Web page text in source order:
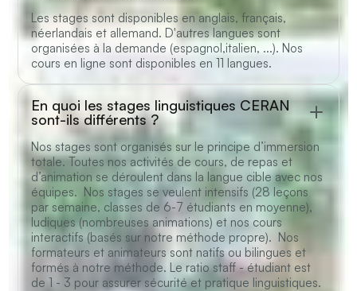
Les stages sont disponibles en anglais, français,
néerlandais et allemand. D'autres langues sont
organisées à la demande (espagnol,italien, ...). Nos
cours en ligne sont disponibles en 11 langues.
En quoi les stages linguistiques CERAN
sont-ils différents ?
Nos stages sont organisés sur le principe d’immersion
totale. Toutes nos activités de cours, de repas et
d’animation se déroulent dans la langue cible avec nos
équipes. Nos stages se veulent intensifs (28 leçons
par semaine, classes de 6-7 étudiants en moyenne),
ludiques (nombreuses animations) et nos cours
interactifs (basés sur notre méthode propre). Nos
formateurs et animateurs sont natifs ou bilingues et
formés à notre méthode. Le ratio staff - étudiant est
de 1 - 3 pour assurer sécurité et pratique linguistiques.